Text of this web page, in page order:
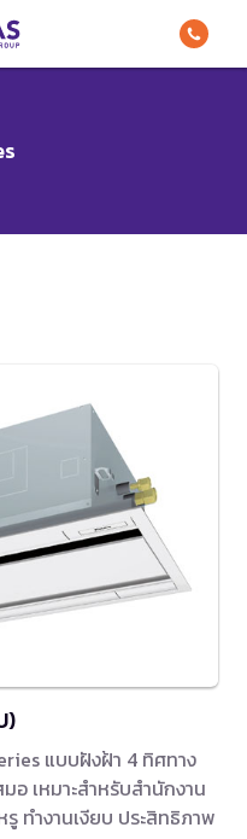
แบบฝังฝ้า 4 ทิศทาง
อ เหมาะสำหรับสำนักงาน
ทำงานเงียบ ประสิทธิภาพ